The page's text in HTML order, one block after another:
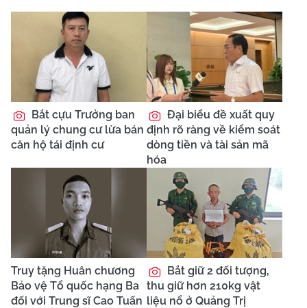
Bắt cựu Trưởng ban
quản lý chung cư lừa bán
căn hộ tái định cư
Đại biểu đề xuất quy
định rõ ràng về kiểm soát
dòng tiền và tài sản mã
hóa
Truy tặng Huân chương
Bảo vệ Tổ quốc hạng Ba
đối với Trung sĩ Cao Tuấn
Bắt giữ 2 đối tượng,
thu giữ hơn 210kg vật
liệu nổ ở Quảng Trị